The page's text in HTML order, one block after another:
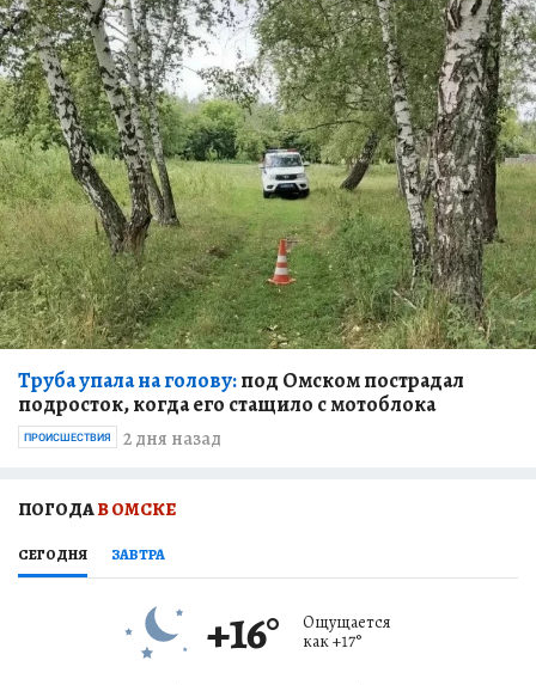
Труба упала на голову:под Омском пострадал
подросток, когда его стащило с мотоблока
2 дня назад
ПРОИСШЕСТВИЯ
ПОГОДАВ ОМСКЕ
СЕГОДНЯ ЗАВТРА
+16°
Ощущается
как+17°